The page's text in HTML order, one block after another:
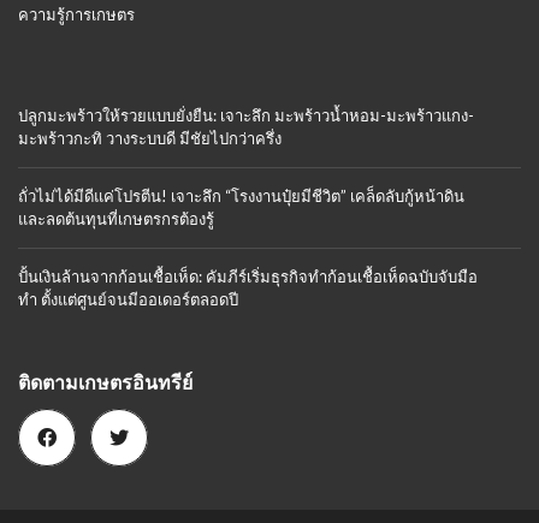
ความรู้การเกษตร
ปลูกมะพร้าวให้รวยแบบยั่งยืน: เจาะลึก มะพร้าวน้ำหอม-มะพร้าวแกง-
มะพร้าวกะทิ วางระบบดี มีชัยไปกว่าครึ่ง
ถั่วไม่ได้มีดีแค่โปรตีน! เจาะลึก “โรงงานปุ๋ยมีชีวิต” เคล็ดลับกู้หน้าดิน
และลดต้นทุนที่เกษตรกรต้องรู้
ปั้นเงินล้านจากก้อนเชื้อเห็ด: คัมภีร์เริ่มธุรกิจทำก้อนเชื้อเห็ดฉบับจับมือ
ทำ ตั้งแต่ศูนย์จนมีออเดอร์ตลอดปี
ติดตามเกษตรอินทรีย์